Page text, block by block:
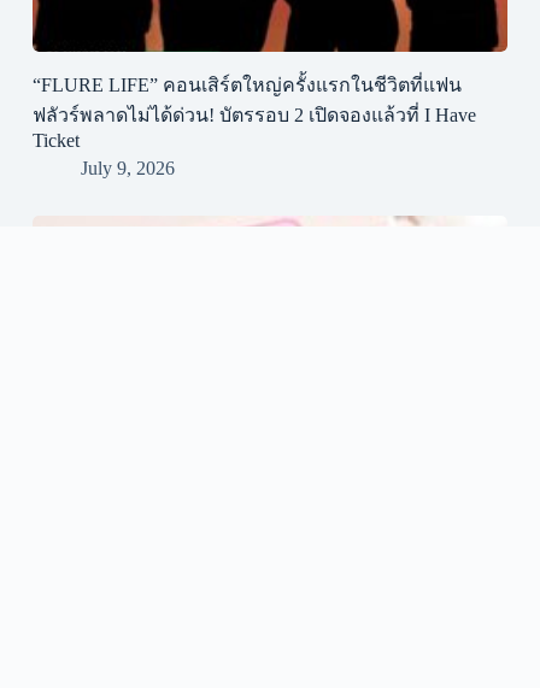
“FLURE LIFE” คอนเสิร์ตใหญ่ครั้งแรกในชีวิตที่แฟน
ฟลัวร์พลาดไม่ได้ด่วน! บัตรรอบ 2 เปิดจองแล้วที่ I Have
Ticket
July 9, 2026